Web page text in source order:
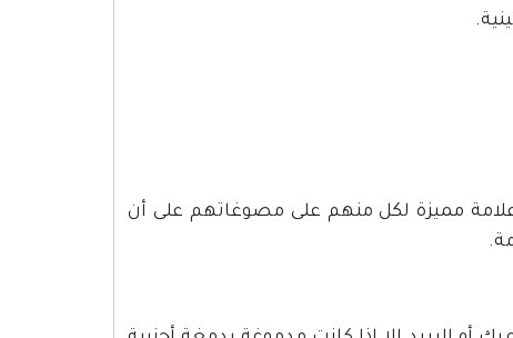
مميزة لكل منهم على مصوغاتهم على أن